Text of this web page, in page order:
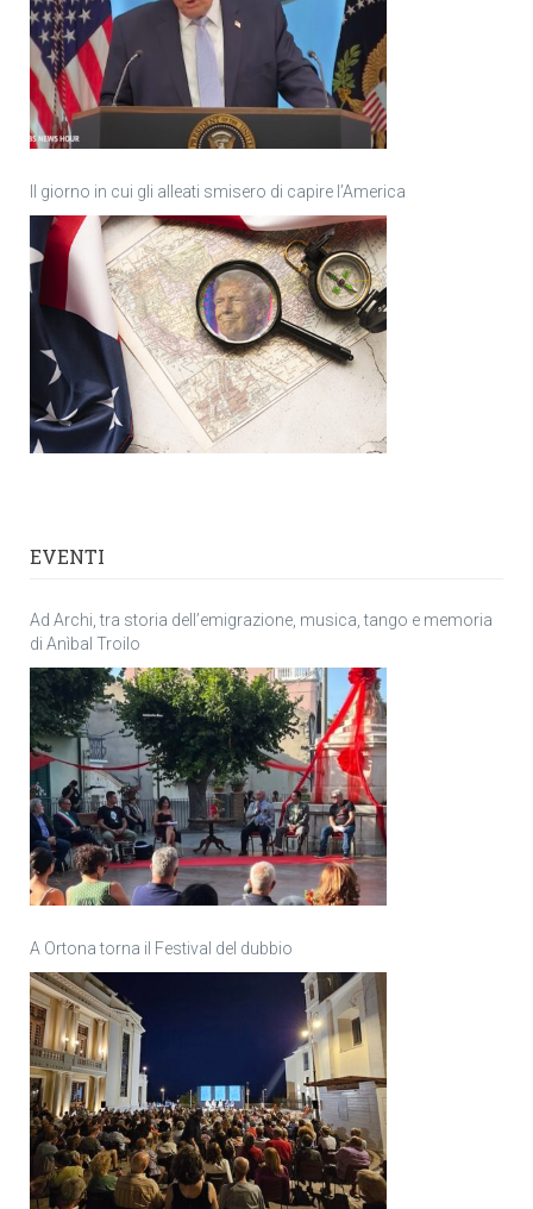
Il giorno in cui gli alleati smisero di capire l’America
EVENTI
Ad Archi, tra storia dell’emigrazione, musica, tango e memoria
di Anìbal Troilo
A Ortona torna il Festival del dubbio